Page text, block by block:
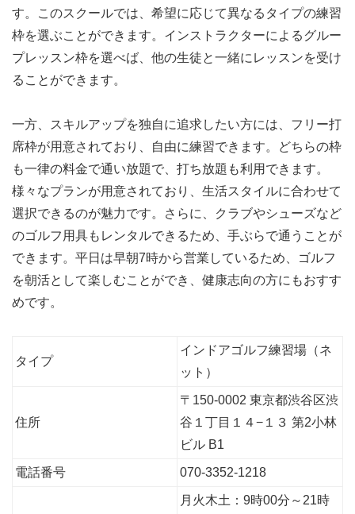
す。このスクールでは、希望に応じて異なるタイプの練習
枠を選ぶことができます。インストラクターによるグルー
プレッスン枠を選べば、他の生徒と一緒にレッスンを受け
ることができます。
一方、スキルアップを独自に追求したい方には、フリー打
席枠が用意されており、自由に練習できます。どちらの枠
も一律の料金で通い放題で、打ち放題も利用できます。
様々なプランが用意されており、生活スタイルに合わせて
選択できるのが魅力です。さらに、クラブやシューズなど
のゴルフ用具もレンタルできるため、手ぶらで通うことが
できます。平日は早朝7時から営業しているため、ゴルフ
を朝活として楽しむことができ、健康志向の方にもおすす
めです。
タイプ
インドアゴルフ練習場（ネ
ット）
住所
〒150-0002 東京都渋谷区渋
谷１丁目１４−１３ 第2小林
ビル B1
電話番号 070-3352-1218
月火木土：9時00分～21時